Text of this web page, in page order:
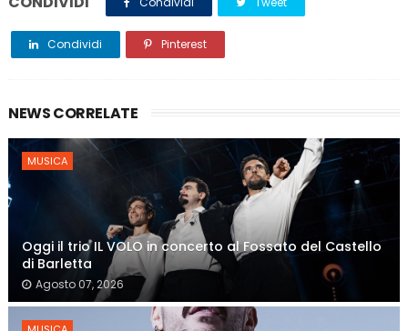
Condividi Pinterest
NEWS CORRELATE
MUSICA
Oggi il trio IL VOLO in concerto al Fossato del Castello
di Barletta
Agosto 07, 2026